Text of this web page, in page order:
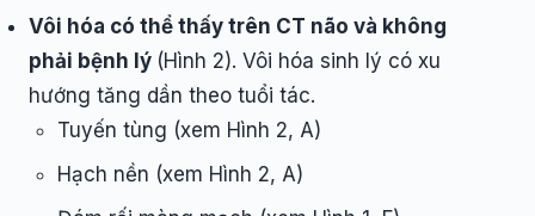
Vôi hóa có thể thấy trên CT não và không
phải bệnh lý (Hình 2). Vôi hóa sinh lý có xu
hướng tăng dần theo tuổi tác.
Tuyến tùng (xem Hình 2, A)
Hạch nền (xem Hình 2, A)